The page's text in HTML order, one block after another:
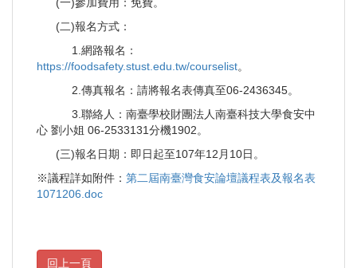
(二)報名方式：
1.網路報名：
https://foodsafety.stust.edu.tw/courselist。
2.傳真報名：請將報名表傳真至06-2436345。
3.聯絡人：南臺學校財團法人南臺科技大學食安中
心 劉小姐 06-2533131分機1902。
(三)報名日期：即日起至107年12月10日。
※議程詳如附件： 第二屆南臺灣食安論壇議程表及報名表
1071206.doc